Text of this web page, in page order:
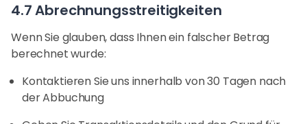
4.7 Abrechnungsstreitigkeiten
Wenn Sie glauben, dass Ihnen ein falscher Betrag
berechnet wurde:
Kontaktieren Sie uns innerhalb von 30 Tagen nach
der Abbuchung